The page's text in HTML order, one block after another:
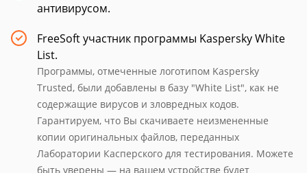
антивирусом.
FreeSoft участник программы Kaspersky White
List.
Программы, отмеченные логотипом Kaspersky
Trusted, были добавлены в базу "White List", как не
содержащие вирусов и зловредных кодов.
Гарантируем, что Вы скачиваете неизмененные
копии оригинальных файлов, переданных
Лаборатории Касперского для тестирования. Можете
быть уверены — на вашем устройстве будет